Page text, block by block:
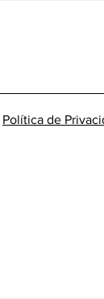
Política de